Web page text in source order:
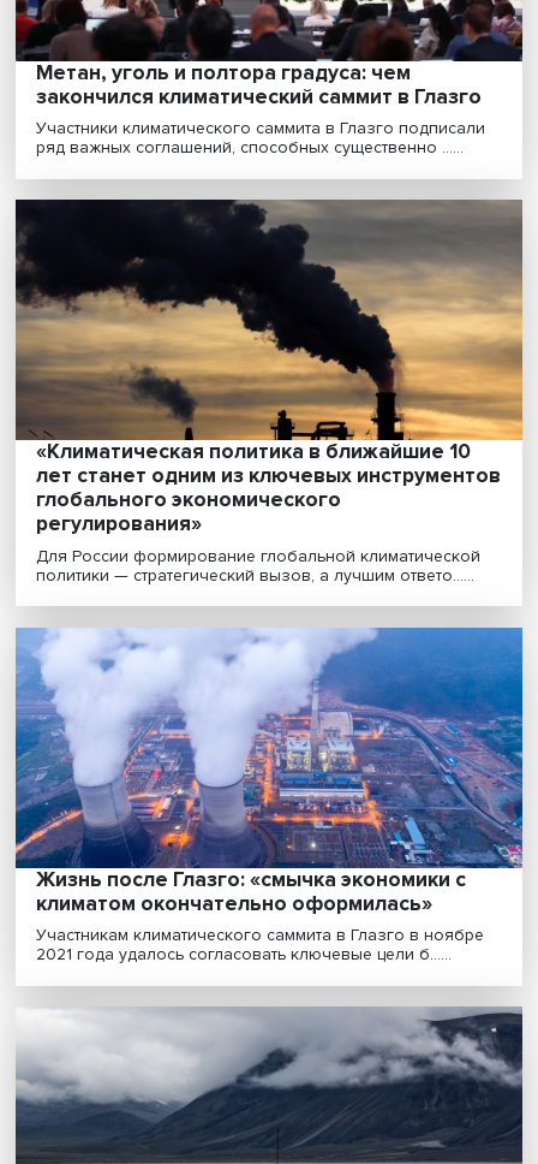
Перестройка мировой экономики в соответствии с
зелеными принципами набрала такой ход, что ее уже
Метан, уголь и полтора градуса: чем
закончился климатический саммит в
Участники климатического саммита в Глазго
ряд важных соглашений, способных существенно ......
«Климатическая политика в ближайшие
лет станет одним из ключевых
глобального экономического
регулирования»
Для России формирование глобальной
политики — стратегический вызов, а лучшим